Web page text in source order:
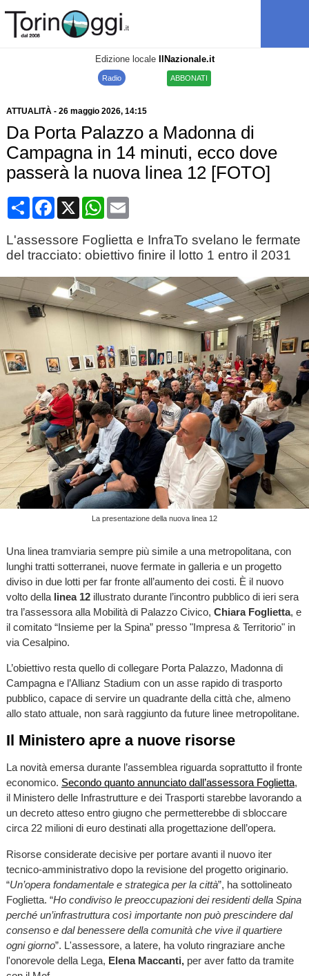
Edizione locale IlNazionale.it
Radio ABBONATI
ATTUALITÀ- 26 maggio 2026, 14:15
Da Porta Palazzo a Madonna di
Campagna in 14 minuti, ecco dove
passerà la nuova linea 12 [FOTO]
CondividiFacebook
X WhatsApp
Email
L'assessore Foglietta e InfraTo svelano le fermate
del tracciato: obiettivo finire il lotto 1 entro il 2031
La presentazione della nuova linea 12
Una linea tramviaria sempre più simile a una metropolitana, con
lunghi tratti sotterranei, nuove fermate in galleria e un progetto
diviso in due lotti per far fronte all’aumento dei costi. È il nuovo
volto della linea 12 illustrato durante l’incontro pubblico di ieri sera
tra l’assessora alla Mobilità di Palazzo Civico, Chiara Foglietta, e
il comitato “Insieme per la Spina” presso "Impresa & Territorio" in
via Cesalpino.
L’obiettivo resta quello di collegare Porta Palazzo, Madonna di
Campagna e l’Allianz Stadium con un asse rapido di trasporto
pubblico, capace di servire un quadrante della città che, almeno
allo stato attuale, non sarà raggiunto da future linee metropolitane.
Il Ministero apre a nuove risorse
La novità emersa durante l’assemblea riguarda soprattutto il fronte
economico. Secondo quanto annunciato dall’assessora Foglietta,
il Ministero delle Infrastrutture e dei Trasporti starebbe lavorando a
un decreto atteso entro giugno che permetterebbe di sbloccare
circa 22 milioni di euro destinati alla progettazione dell’opera.
Risorse considerate decisive per portare avanti il nuovo iter
tecnico-amministrativo dopo la revisione del progetto originario.
“Un’opera fondamentale e strategica per la città”, ha sottolineato
Foglietta. “Ho condiviso le preoccupazioni dei residenti della Spina
perché un’infrastruttura così importante non può prescindere dal
consenso e dal benessere della comunità che vive il quartiere
ogni giorno”. L'assessore, a latere, ha voluto ringraziare anche
l'onorevole della Lega, Elena Maccanti,per aver fatto da tramite